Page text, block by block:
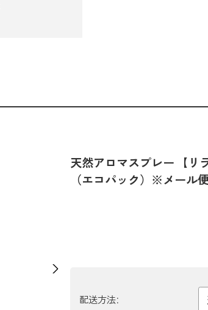
天然アロマスプレー 【リ
（エコパック）※メール
配送方法: